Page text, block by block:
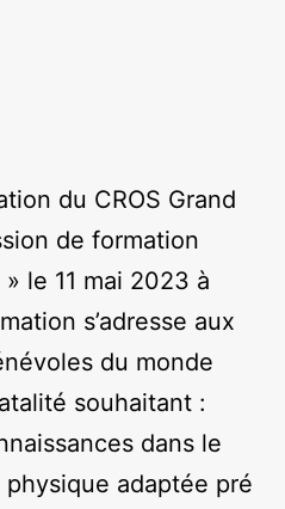
du CROS Grand
de formation
le 11 mai 2023 à
s’adresse aux
du monde
souhaitant :
dans le
physique adaptée pré